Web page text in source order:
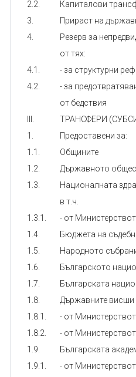
2.2.
Капиталови
3.
Прираст на
4.
Резерв за
от тях:
4.1.
- за структурни
4.2.
- за
от бедствия
III.
ТРАНСФЕРИ
1.
Предоставени за:
1.1.
Общините
1.2.
Държавното
1.3.
Националната
в т.ч.
1.3.1.
- от
1.4.
Бюджета на
1.5.
Народното
1.6.
Българското
1.7.
Българската
1.8.
Държавните висши
1.8.1.
- от
1.8.2.
- от
1.9.
Българската
1.9.1.
- от